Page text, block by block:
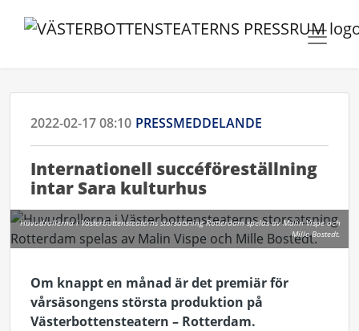
2022-02-17 08:10 PRESSMEDDELANDE
Internationell succéföreställning
intar Sara kulturhus
Huvudrollerna i Västerbottensteaterns storsatsning Rotterdam spelas av Malin Vispe och
Mille Bostedt.
Om knappt en månad är det premiär för
vårsäsongens största produktion på
Västerbottensteatern – Rotterdam.